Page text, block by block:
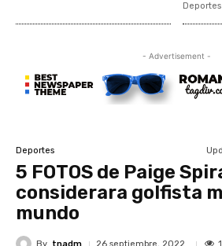
Deportes
- Advertisement -